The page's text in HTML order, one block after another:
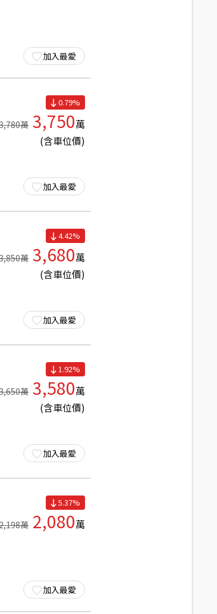
加入最愛
0.79%
萬 3,750萬
(含車位價)
加入最愛
4.42%
萬 3,680萬
(含車位價)
加入最愛
1.92%
萬 3,580萬
(含車位價)
加入最愛
5.37%
萬 2,080萬
加入最愛